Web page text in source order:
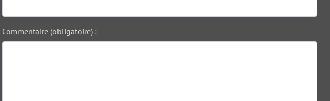
Commentaire (obligatoire) :